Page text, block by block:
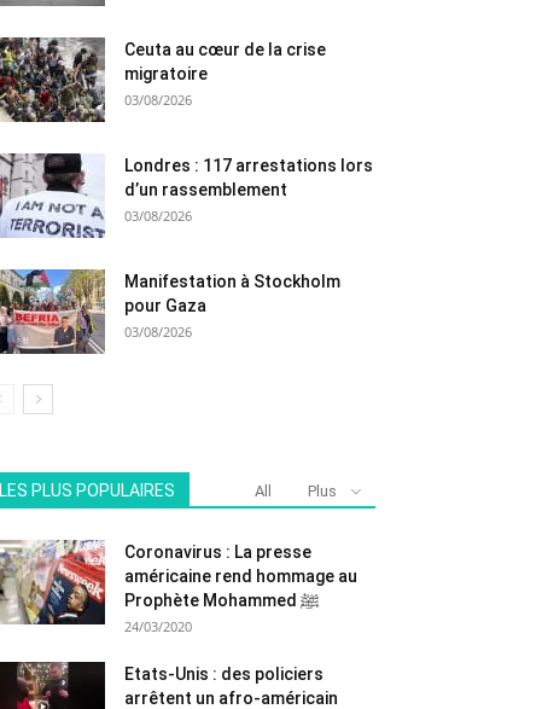
Ceuta au cœur de la crise
migratoire
03/08/2026
Londres : 117 arrestations lors
d’un rassemblement
03/08/2026
Manifestation à Stockholm
pour Gaza
03/08/2026
LES PLUS POPULAIRES All Plus
Coronavirus : La presse
américaine rend hommage au
Prophète Mohammed ﷺ
24/03/2020
Etats-Unis : des policiers
arrêtent un afro-américain